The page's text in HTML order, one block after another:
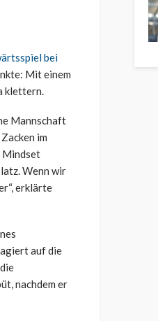
bei
Mit einem
klettern.
Mannschaft
im
Mindset
Wenn wir
erklärte
auf die
nachdem er